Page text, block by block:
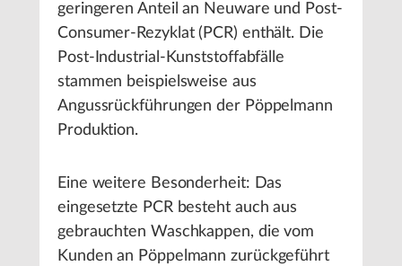
geringeren Anteil an Neuware und Post-
Consumer-Rezyklat (PCR) enthält. Die
Post-Industrial-Kunststoffabfälle
stammen beispielsweise aus
Angussrückführungen der Pöppelmann
Produktion.
Eine weitere Besonderheit: Das
eingesetzte PCR besteht auch aus
gebrauchten Waschkappen, die vom
Kunden an Pöppelmann zurückgeführt